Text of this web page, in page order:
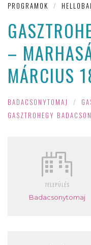
PROGRAMOK /
–
MÁRCIUS
BADACSONYTOMAJ /
GASZTROHEGY
TELEPÜLÉS
Badacsonytomaj